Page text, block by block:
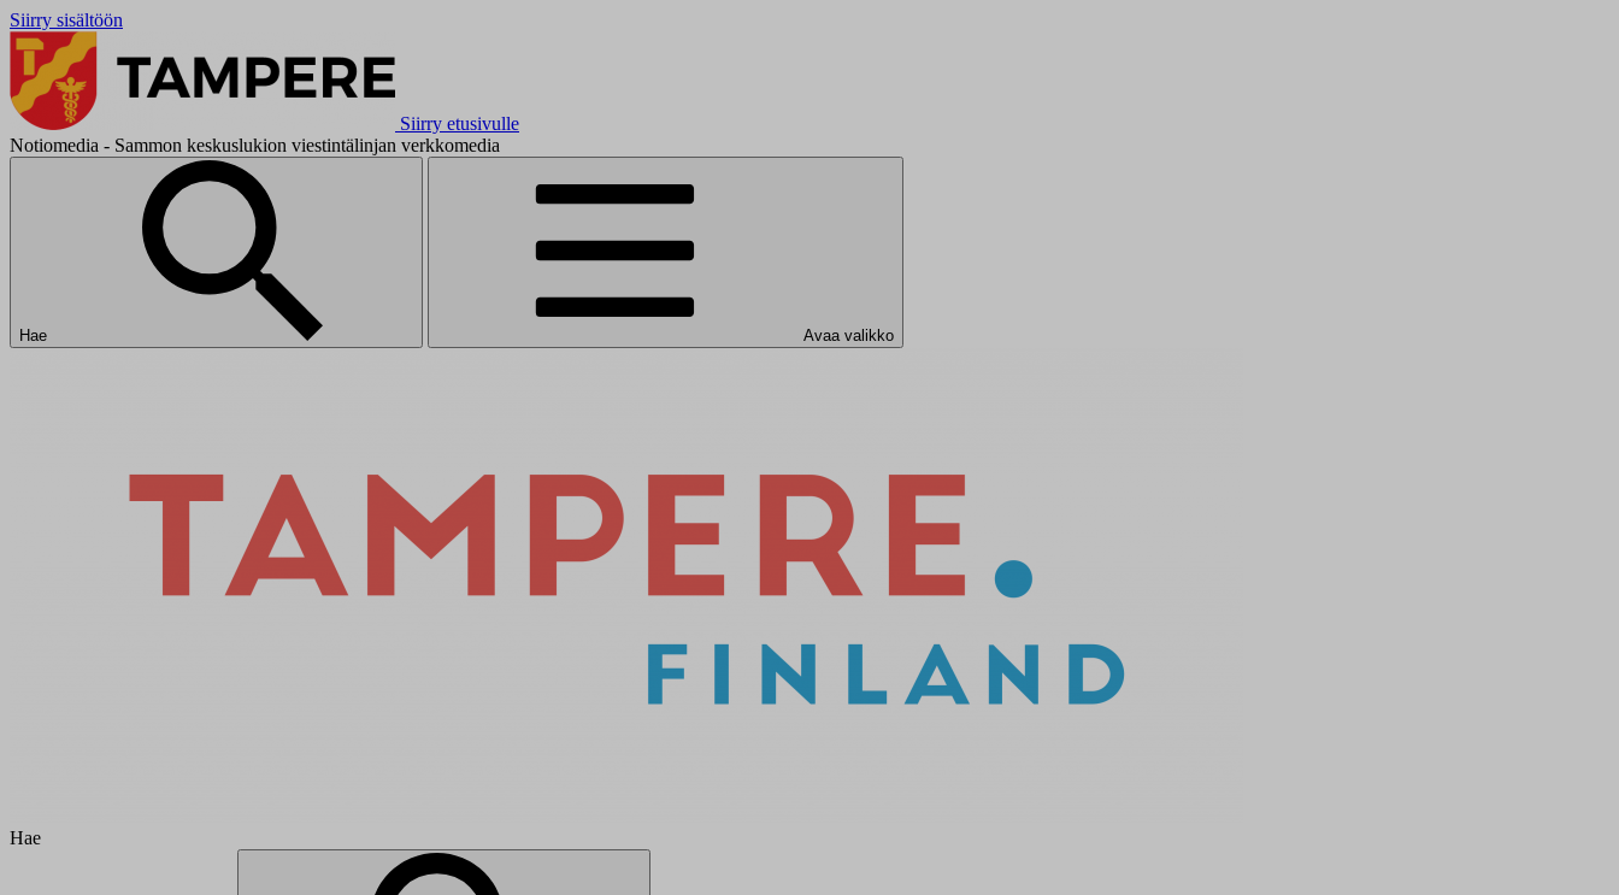
Siirry sisältöön
Siirry etusivulle
Notiomedia - Sammon keskuslukion viestintälinjan verkkomedia
Hae Avaa valikko
Hae